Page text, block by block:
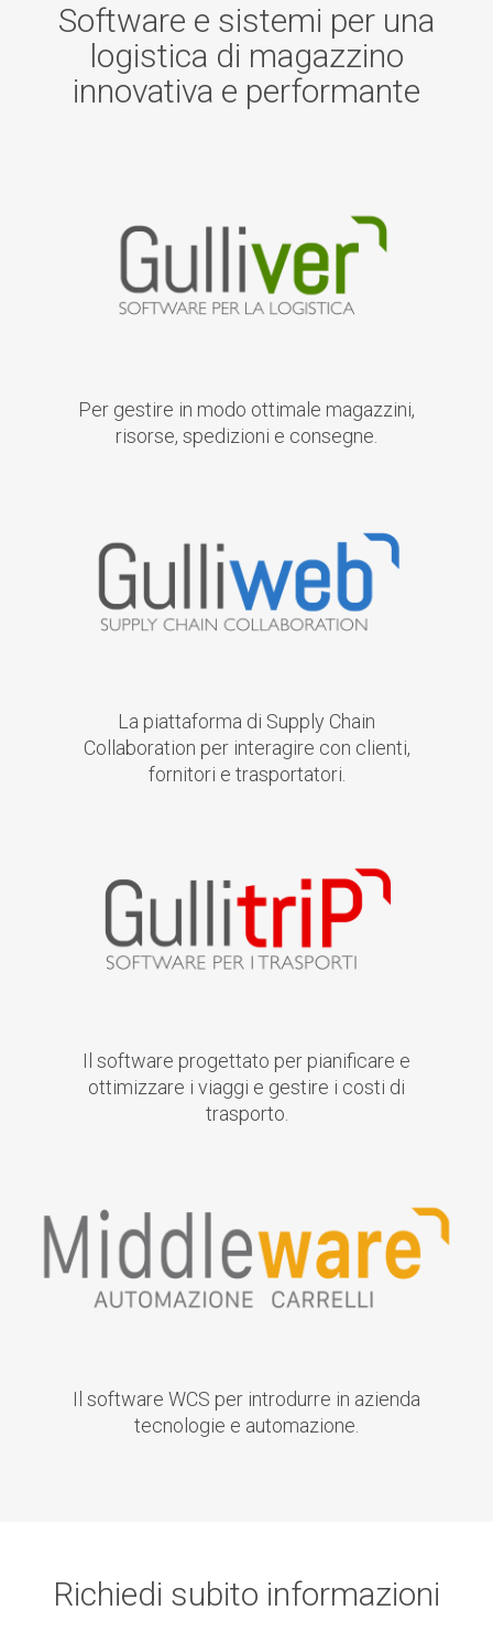
Software e sistemi per una
logistica di magazzino
innovativa e performante
Per gestire in modo ottimale magazzini,
risorse, spedizioni e consegne.
La piattaforma di Supply Chain
Collaboration per interagire con clienti,
fornitori e trasportatori.
Il software progettato per pianificare e
ottimizzare i viaggi e gestire i costi di
trasporto.
Il software WCS per introdurre in azienda
tecnologie e automazione.
Richiedi subito informazioni